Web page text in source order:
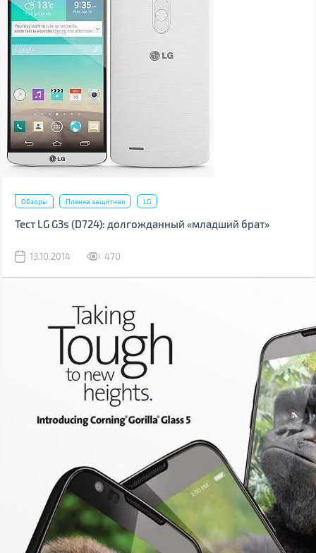
Обзоры Пленка защитная LG
Тест LG G3s (D724): долгожданный «младший брат»
13.10.2014 470